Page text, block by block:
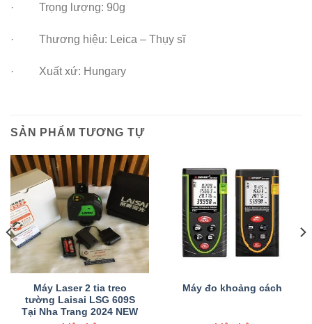
· Trọng lượng: 90g
· Thương hiệu: Leica – Thụy sĩ
· Xuất xứ: Hungary
SẢN PHẨM TƯƠNG TỰ
Máy Laser 2 tia treo
tường Laisai LSG 609S
Tại Nha Trang 2024 NEW
Máy đo khoảng cách